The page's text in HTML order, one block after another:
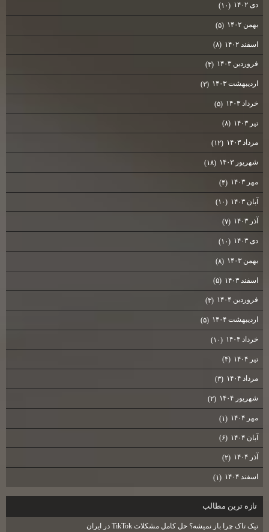
دی ۱۴۰۲ (۱۰)
بهمن ۱۴۰۲ (۵)
اسفند ۱۴۰۲ (۸)
فروردین ۱۴۰۳ (۳)
اردیبهشت ۱۴۰۳ (۳)
خرداد ۱۴۰۳ (۵)
تیر ۱۴۰۳ (۸)
مرداد ۱۴۰۳ (۱۲)
شهریور ۱۴۰۳ (۱۸)
مهر ۱۴۰۳ (۴)
آبان ۱۴۰۳ (۱۰)
آذر ۱۴۰۳ (۷)
دی ۱۴۰۳ (۱۰)
بهمن ۱۴۰۳ (۸)
اسفند ۱۴۰۳ (۵)
فروردین ۱۴۰۴ (۳)
اردیبهشت ۱۴۰۴ (۵)
خرداد ۱۴۰۴ (۱۰)
تیر ۱۴۰۴ (۴)
مرداد ۱۴۰۴ (۳)
شهریور ۱۴۰۴ (۲)
مهر ۱۴۰۴ (۱)
آبان ۱۴۰۴ (۶)
آذر ۱۴۰۴ (۲)
اسفند ۱۴۰۴ (۱)
تازه ترين مطالب
تیک تاک چرا باز نمیشه؟ حل کامل مشکلات TikTok در ایران